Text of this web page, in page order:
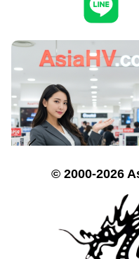
© 2000-2026